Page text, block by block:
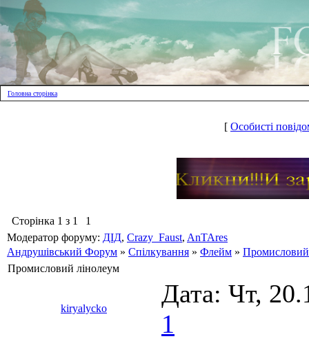
Головна сторінка
[ Особисті
Сторінка 1 з 1
1
Модератор форуму: ДІД, Crazy_Faust, AnTAres
Андрушівський Форум » Спілкування » Флейм » Промисловий
Промисловий лінолеум
kiryalycko
Дата: Чт,
1